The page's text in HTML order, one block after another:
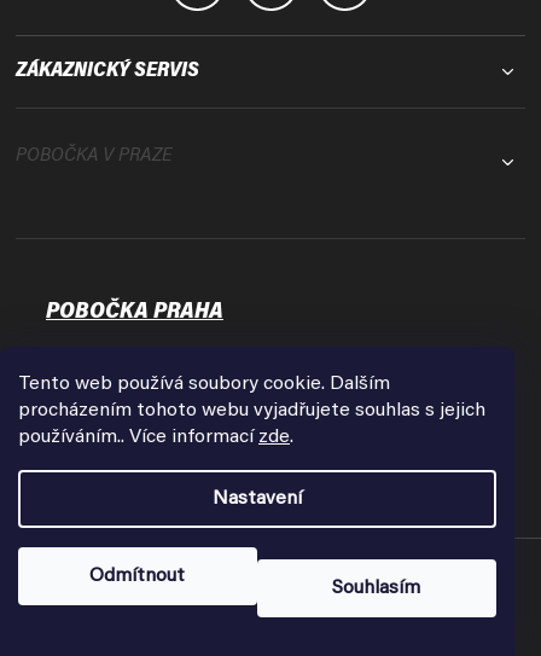
Tento web používá soubory cookie. Dalším
procházením tohoto webu vyjadřujete souhlas s jejich
používáním.. Více informací zde.
Nastavení
Odmítnout
Souhlasím
ZÁKAZNICKÝ SERVIS
POBOČKA V PRAZE
POBOČKA PRAHA
17000 Praha - Holešovice
Zobrazit na mapě
Vytvořil Shoptet
Copyright 2026FPVshop.cz . Všechna práva vyhrazena.